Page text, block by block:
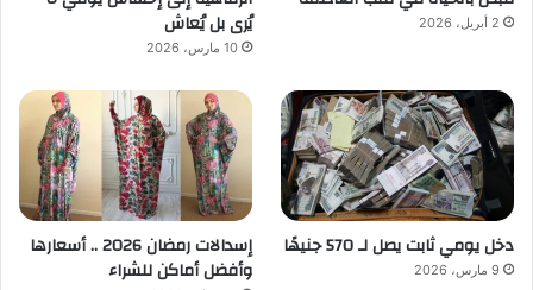
2 أبريل، 2026
يُرى بل يُعاش
10 مارس، 2026
دخل يومي ثابت يصل لـ 570 جنيهًا
9 مارس، 2026
إسدالات رمضان 2026 .. أسعارها
وأفضل أماكن للشراء